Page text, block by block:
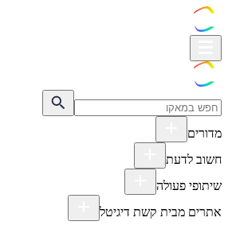
מדורים
חשוב לדעת
שיתופי פעולה
אתרים מבית קשת דיגיטל